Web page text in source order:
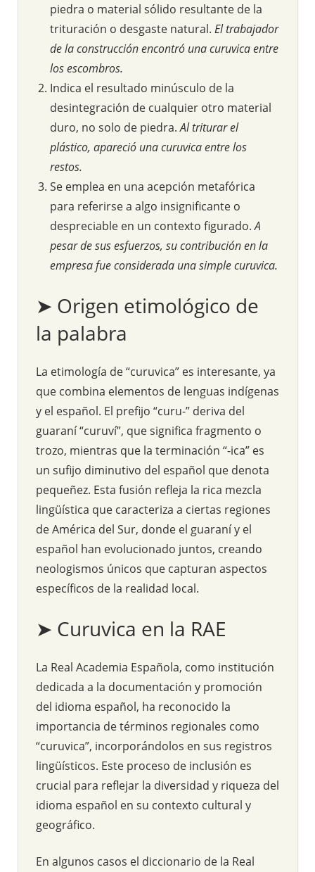
piedra o material sólido resultante de la
trituración o desgaste natural. El trabajador
de la construcción encontró una curuvica entre
los escombros.
Indica el resultado minúsculo de la
desintegración de cualquier otro material
duro, no solo de piedra.Al triturar el
plástico, apareció una curuvica entre los
restos.
Se emplea en una acepción metafórica
para referirse a algo insignificante o
despreciable en un contexto figurado.A
pesar de sus esfuerzos, su contribución en la
empresa fue considerada una simple curuvica.
➤ Origen etimológico de
la palabra
La etimología de “curuvica” es interesante, ya
que combina elementos de lenguas indígenas
y el español. El prefijo “curu-” deriva del
guaraní “curuví”, que significa fragmento o
trozo, mientras que la terminación “-ica” es
un sufijo diminutivo del español que denota
pequeñez. Esta fusión refleja la rica mezcla
lingüística que caracteriza a ciertas regiones
de América del Sur, donde el guaraní y el
español han evolucionado juntos, creando
neologismos únicos que capturan aspectos
específicos de la realidad local.
➤ Curuvica en la RAE
La Real Academia Española, como institución
dedicada a la documentación y promoción
del idioma español, ha reconocido la
importancia de términos regionales como
“curuvica”, incorporándolos en sus registros
lingüísticos. Este proceso de inclusión es
crucial para reflejar la diversidad y riqueza del
idioma español en su contexto cultural y
geográfico.
En algunos casos el diccionario de la Real